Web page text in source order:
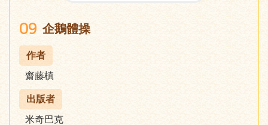
09 企鵝體操
作者
齋藤槙
出版者
米奇巴克